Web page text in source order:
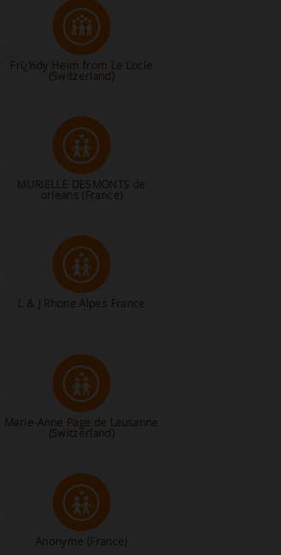
Frï¿½dy Heim from Le Locle
(Switzerland)
MURIELLE DESMONTS de
orleans (France)
L & J Rhone Alpes France
Marie-Anne Page de Lausanne
(Switzerland)
Anonyme (France)